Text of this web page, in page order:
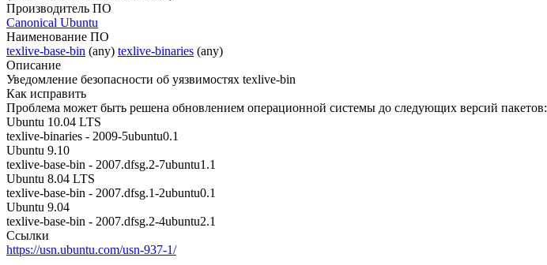
Производитель ПО
Canonical Ubuntu
Наименование ПО
texlive-base-bin (any) texlive-binaries (any)
Описание
Уведомление безопасности об уязвимостях texlive-bin
Как исправить
Проблема может быть решена обновлением операционной системы до следующих версий пакетов:
Ubuntu 10.04 LTS
texlive-binaries - 2009-5ubuntu0.1
Ubuntu 9.10
texlive-base-bin - 2007.dfsg.2-7ubuntu1.1
Ubuntu 8.04 LTS
texlive-base-bin - 2007.dfsg.1-2ubuntu0.1
Ubuntu 9.04
texlive-base-bin - 2007.dfsg.2-4ubuntu2.1
Ссылки
https://usn.ubuntu.com/usn-937-1/